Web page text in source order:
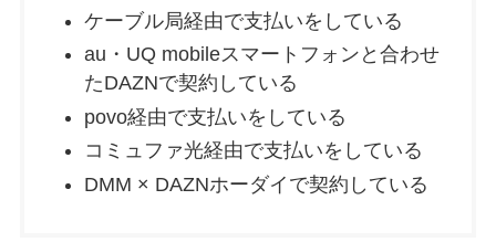
ケーブル局経由で支払いをしている
au・UQ mobileスマートフォンと合わせ
たDAZNで契約している
povo経由で支払いをしている
コミュファ光経由で支払いをしている
DMM × DAZNホーダイで契約している